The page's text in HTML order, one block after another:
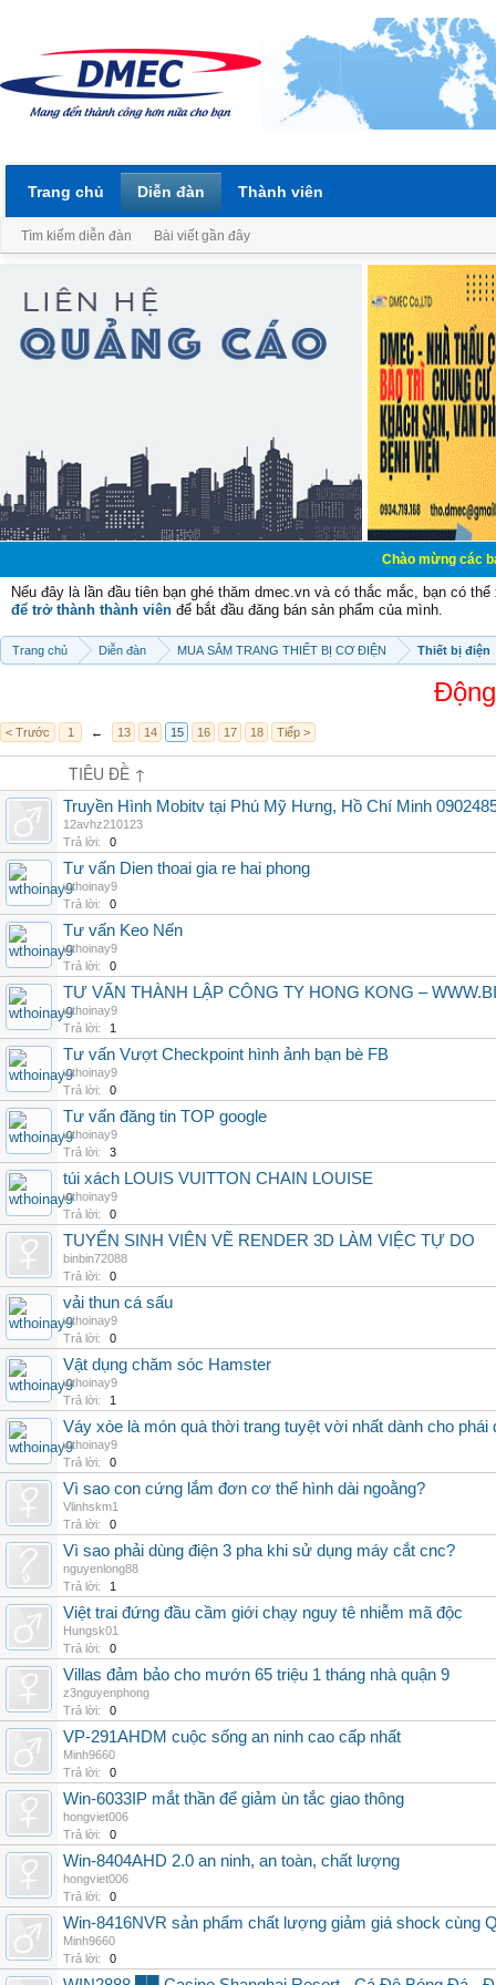
Chào mừng các bạn đến
Nếu đây là lần đầu tiên bạn ghé thăm dmec.vn và có thắc mắc, bạn có
để trở thành thành viên để bắt đầu đăng bán sản phẩm của mình.
Trang chủ Diễn đàn MUA SẮM TRANG THIẾT BỊ CƠ ĐIỆN Thiết bị điện
< Trước 1 ← 13 14 15 16 17 18 Tiếp >
TIÊU ĐỀ ↑
Truyền Hình Mobitv tại Phú Mỹ Hưng, Hồ Chí Minh
12avhz210123
Trả lời:
0
Tư vấn Dien thoai gia re hai phong
wthoinay9
Trả lời:
0
Tư vấn Keo Nến
wthoinay9
Trả lời:
0
TƯ VẤN THÀNH LẬP CÔNG TY HONG KONG –
wthoinay9
Trả lời:
1
Tư vấn Vượt Checkpoint hình ảnh bạn bè FB
wthoinay9
Trả lời:
0
Tư vấn đăng tin TOP google
wthoinay9
Trả lời:
3
túi xách LOUIS VUITTON CHAIN LOUISE
wthoinay9
Trả lời:
0
TUYỂN SINH VIÊN VẼ RENDER 3D LÀM VIỆC TỰ DO
binbin72088
Trả lời:
0
vải thun cá sấu
wthoinay9
Trả lời:
0
Vật dụng chăm sóc Hamster
wthoinay9
Trả lời:
1
Váy xòe là món quà thời trang tuyệt vời nhất dành cho phái
wthoinay9
Trả lời:
0
Vì sao con cứng lắm đơn cơ thể hình dài ngoằng?
Vlinhskm1
Trả lời:
0
Vì sao phải dùng điện 3 pha khi sử dụng máy cắt cnc?
nguyenlong88
Trả lời:
1
Việt trai đứng đầu cầm giới chạy nguy tê nhiễm mã độc
Hungsk01
Trả lời:
0
Villas đảm bảo cho mướn 65 triệu 1 tháng nhà quận 9
z3nguyenphong
Trả lời:
0
VP-291AHDM cuộc sống an ninh cao cấp nhất
Minh9660
Trả lời:
0
Win-6033IP mắt thần để giảm ùn tắc giao thông
hongviet006
Trả lời:
0
Win-8404AHD 2.0 an ninh, an toàn, chất lượng
hongviet006
Trả lời:
0
Win-8416NVR sản phẩm chất lượng giảm giá shock cùng
Minh9660
Trả lời:
0
Trang chủ Diễn đàn
Tìm kiếm diễn đàn Bài viết gần đây
Thành viên